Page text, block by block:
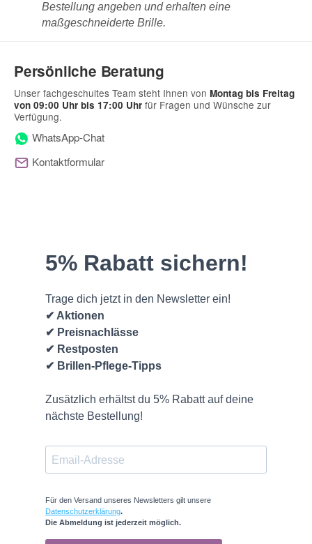
Bestellung angeben und erhalten eine
maßgeschneiderte Brille.
Persönliche Beratung
Unser fachgeschultes Team steht Ihnen von Montag bis Freitag
von 09:00 Uhr bis 17:00 Uhr für Fragen und Wünsche zur
Verfügung.
WhatsApp-Chat
Kontaktformular